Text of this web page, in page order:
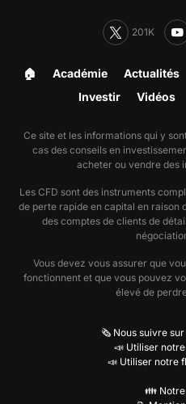
201K
🏠︎ Académie Actualités
Investir Vidéos
Ce site et les informations qui y
cas des conseils en
acheter ou vendre des
Les CFD sont des instruments
de perte rapide en capital en raison
des comptes de clients de
Vous devez vous assurer que
fonctionnent et que vous pouvez
élevé de
🗞️ Nous suivre sur
📣 Utiliser
📣 Utiliser notre
👪